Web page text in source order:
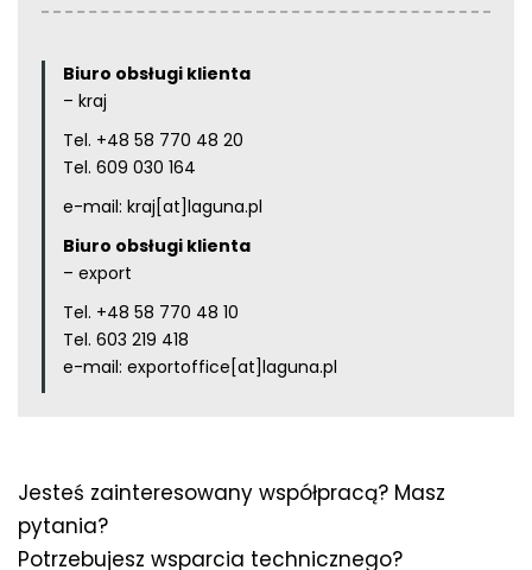
Biuro obsługi klienta
– kraj
Tel. +48 58 770 48 20
Tel. 609 030 164
e-mail: kraj[at]laguna.pl
Biuro obsługi klienta
– export
Tel. +48 58 770 48 10
Tel. 603 219 418
e-mail: exportoffice[at]laguna.pl
Jesteś zainteresowany współpracą? Masz
pytania?
Potrzebujesz wsparcia technicznego?